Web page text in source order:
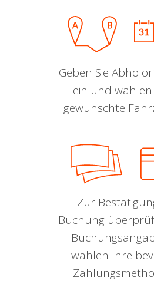
Geben Sie
ein und wählen
gewünschte
Zur
Buchung
wählen Ihre